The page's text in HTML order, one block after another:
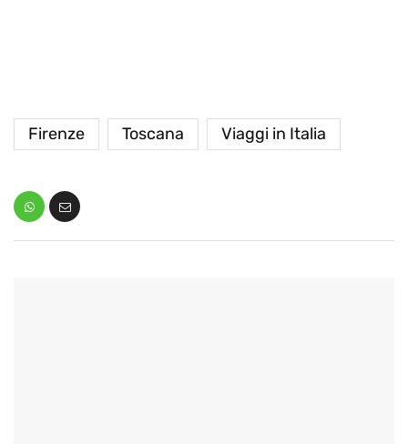
Firenze Toscana Viaggi in Italia